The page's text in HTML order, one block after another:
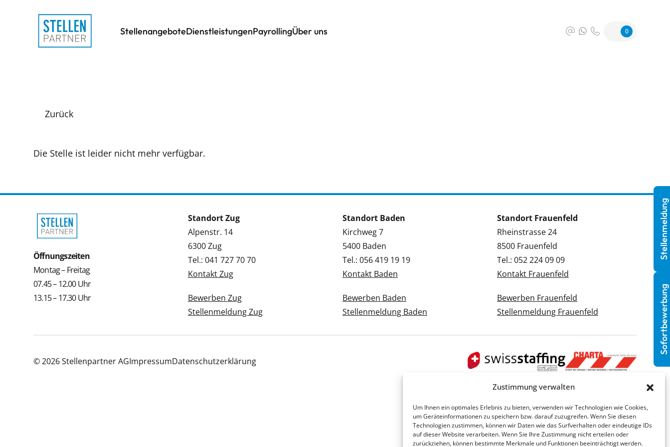
Zustimmung verwalten
Um Ihnen ein optimales Erlebnis zu bieten, verwenden wir Technologien wie Cookies,
um Geräteinformationen zu speichern bzw. darauf zuzugreifen. Wenn Sie diesen
Technologien zustimmen, können wir Daten wie das Surfverhalten oder eindeutige IDs
auf dieser Website verarbeiten. Wenn Sie Ihre Zustimmung nicht erteilen oder
zurückziehen, können bestimmte Merkmale und Funktionen beeinträchtigt werden.
StellenangeboteDienstleistungenPayrollingÜber uns 0
Zurück
Die Stelle ist leider nicht mehr verfügbar.
Öffnungszeiten
Montag – Freitag
07.45 – 12.00 Uhr
13.15 – 17.30 Uhr
Standort Zug
Alpenstr. 14
6300 Zug
Tel.: 041 727 70 70
Kontakt Zug
Bewerben Zug
Stellenmeldung Zug
Standort Baden
Kirchweg 7
5400 Baden
Tel.: 056 419 19 19
Kontakt Baden
Bewerben Baden
Stellenmeldung Baden
Standort Frauenfeld
Rheinstrasse 24
8500 Frauenfeld
Tel.: 052 224 09 09
Kontakt Frauenfeld
Bewerben Frauenfeld
Stellenmeldung Frauenfeld
© 2026 Stellenpartner AGImpressumDatenschutzerklärung
Sofortbewerbung
Stellenmeldung